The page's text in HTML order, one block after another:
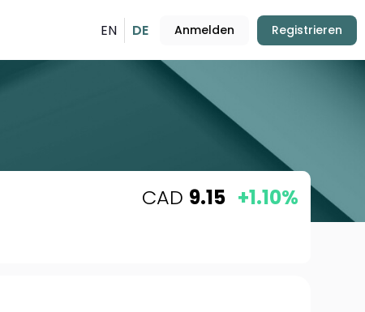
EN DE Anmelden Registrieren
CAD 9.15 +1.10%